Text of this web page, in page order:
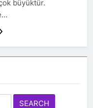
büyüktür.